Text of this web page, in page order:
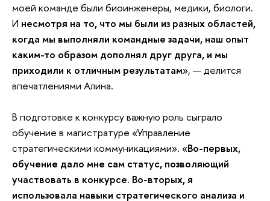
моей команде были биоинженеры, медики, биологи.
И несмотря на то, что мы были из разных областей,
когда мы выполняли командные задачи, наш опыт
каким-то образом дополнял друг друга, и мы
приходили к отличным результатам», — делится
впечатлениями Алина.
В подготовке к конкурсу важную роль сыграло
обучение в магистратуре «Управление
стратегическими коммуникациями». «Во-первых,
обучение дало мне сам статус, позволяющий
участвовать в конкурсе. Во-вторых, я
использовала навыки стратегического анализа и